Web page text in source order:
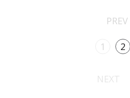
PREV
1 2
NEXT